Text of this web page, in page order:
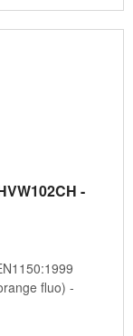
-
fluo) -